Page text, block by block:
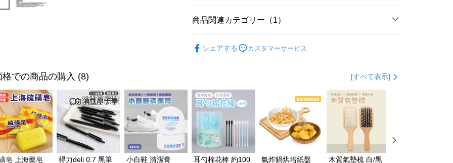
JKOPAY
配送方法
全家取貨付款
配送毎にNT$60、NT$599以上で送料無料
商品関連カテゴリー（1）
シェアする
カスタマーサービス
格での商品の購入 (8) [すべて表示]
皂 上海藥皂
得力deli 0.7 黑筆
小白鞋 清潔膏
耳勺棉花棒 約100
氣炸鍋烘培紙盤
木質氣墊梳 白/黑